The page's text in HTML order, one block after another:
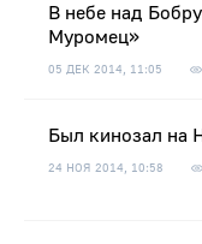
В небе над
Муромец»
05 ДЕК 2014, 11:05
Был кинозал на
24 НОЯ 2014, 10:58